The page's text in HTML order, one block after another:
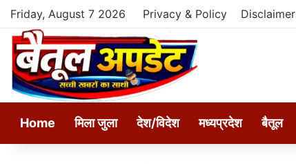
Friday, August 7 2026 Privacy & Policy Disclaimer
Home मिला जुला देश/विदेश मध्यप्रदेश बैतूल